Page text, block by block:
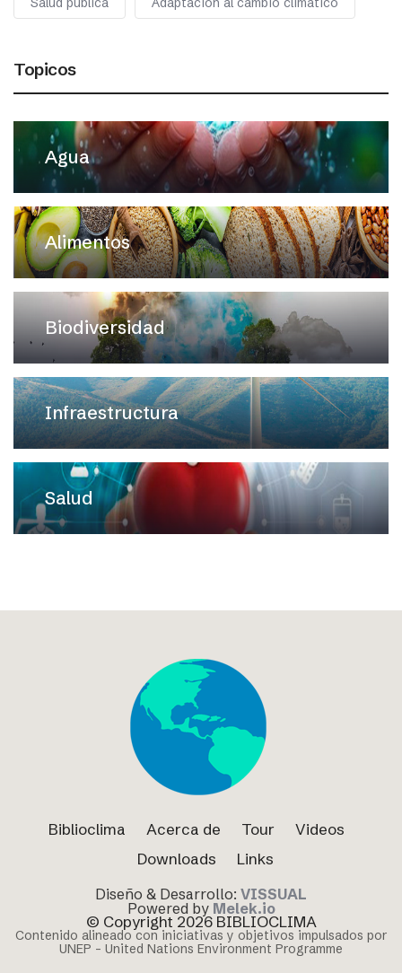
Topicos
Agua
Alimentos
Biodiversidad
Infraestructura
Salud
© Copyright 2026 BIBLIOCLIMA
Contenido alineado con iniciativas y objetivos impulsados por
UNEP – United Nations Environment Programme
Biblioclima Acerca de Tour
Videos
Downloads
Links
Diseño & Desarrollo: VISSUAL
Powered by Melek.io